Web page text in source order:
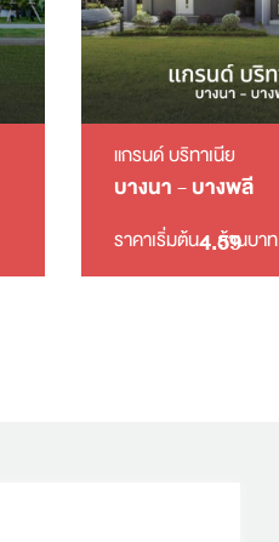
แกรนด์ บริทาเนีย
บางนา - บางพลี
ราคาเริ่มต้น4.59
ล้านบาท